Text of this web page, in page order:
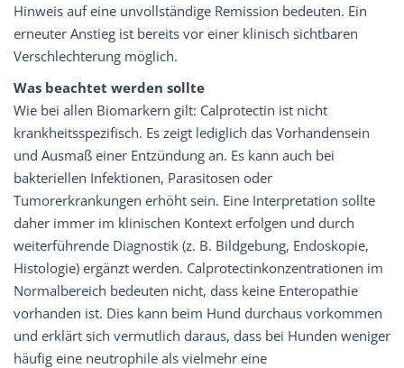
Hinweis auf eine unvollständige Remission bedeuten. Ein
erneuter Anstieg ist bereits vor einer klinisch sichtbaren
Verschlechterung möglich.
Was beachtet werden sollte
Wie bei allen Biomarkern gilt: Calprotectin ist nicht
krankheitsspezifisch. Es zeigt lediglich das Vorhandensein
und Ausmaß einer Entzündung an. Es kann auch bei
bakteriellen Infektionen, Parasitosen oder
Tumorerkrankungen erhöht sein. Eine Interpretation sollte
daher immer im klinischen Kontext erfolgen und durch
weiterführende Diagnostik (z. B. Bildgebung, Endoskopie,
Histologie) ergänzt werden. Calprotectinkonzentrationen im
Normalbereich bedeuten nicht, dass keine Enteropathie
vorhanden ist. Dies kann beim Hund durchaus vorkommen
und erklärt sich vermutlich daraus, dass bei Hunden weniger
häufig eine neutrophile als vielmehr eine